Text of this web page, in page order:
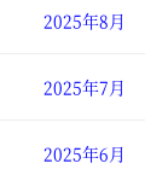
2025年8月
2025年7月
2025年6月